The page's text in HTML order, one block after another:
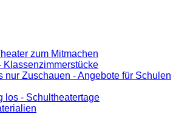
zum Mitmachen
Klassenzimmerstücke
nur Zuschauen - Angebote für Schulen
los - Schultheatertage